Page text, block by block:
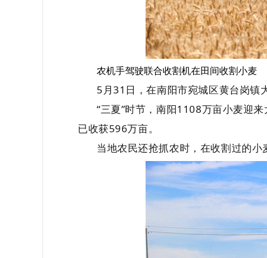
农机手驾驶联合收割机在田间收割小麦
5月31日，在南阳市宛城区黄台岗镇
“三夏”时节，南阳1108万亩小麦迎
已收获596万亩。
当地农民还抢抓农时，在收割过的